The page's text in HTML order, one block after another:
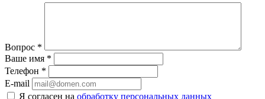
Вопрос *
Ваше имя *
Телефон *
E-mail
Я согласен на обработку персональных данных